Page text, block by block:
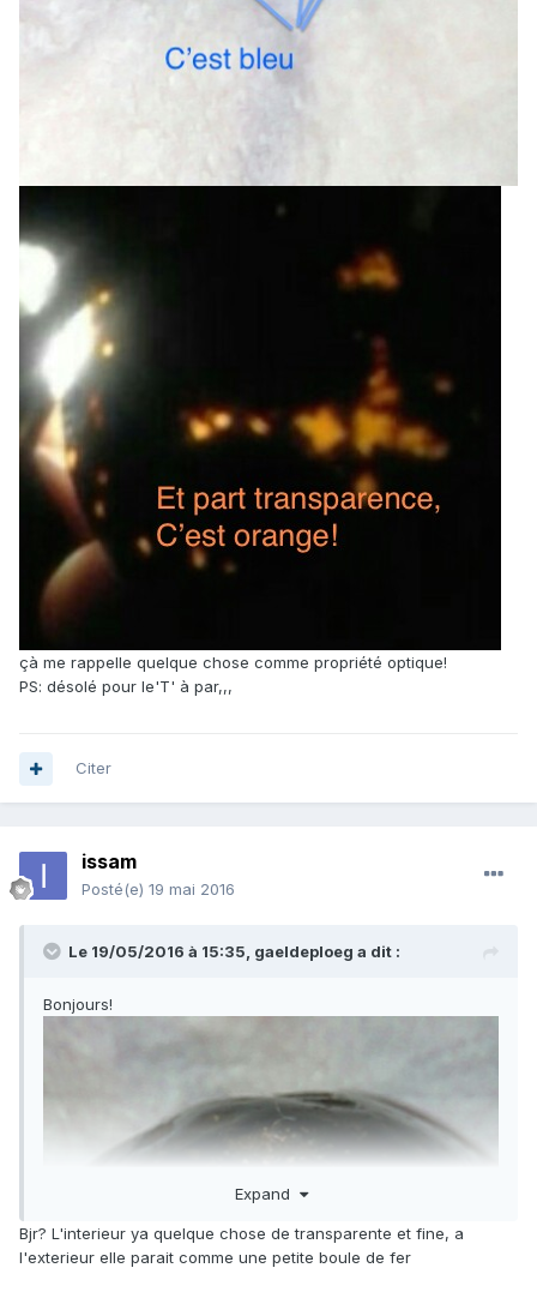
çà me rappelle quelque chose comme propriété optique!
PS: désolé pour le'T' à par,,,
Citer
issam
Posté(e) 19 mai 2016
Le 19/05/2016 à 15:35, gaeldeploeg a dit :
Bonjours!
Expand
Bjr? L'interieur ya quelque chose de transparente et fine, a
l'exterieur elle parait comme une petite boule de fer